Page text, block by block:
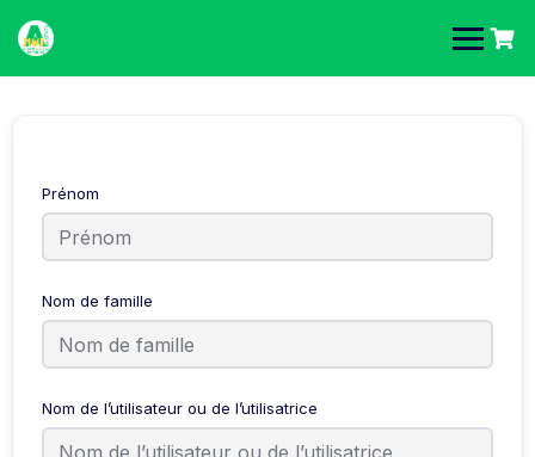
Prénom
Nom de famille
Nom de l’utilisateur ou de l’utilisatrice